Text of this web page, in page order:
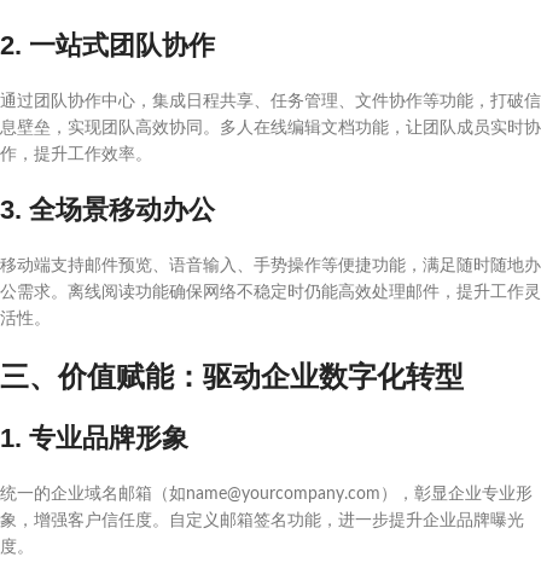
2. 一站式团队协作
通过团队协作中心，集成日程共享、任务管理、文件协作等功能，打破信
息壁垒，实现团队高效协同。多人在线编辑文档功能，让团队成员实时协
作，提升工作效率。
3. 全场景移动办公
移动端支持邮件预览、语音输入、手势操作等便捷功能，满足随时随地办
公需求。离线阅读功能确保网络不稳定时仍能高效处理邮件，提升工作灵
活性。
三、价值赋能：驱动企业数字化转型
1. 专业品牌形象
统一的企业域名邮箱（如name@yourcompany.com），彰显企业专业形
象，增强客户信任度。自定义邮箱签名功能，进一步提升企业品牌曝光
度。